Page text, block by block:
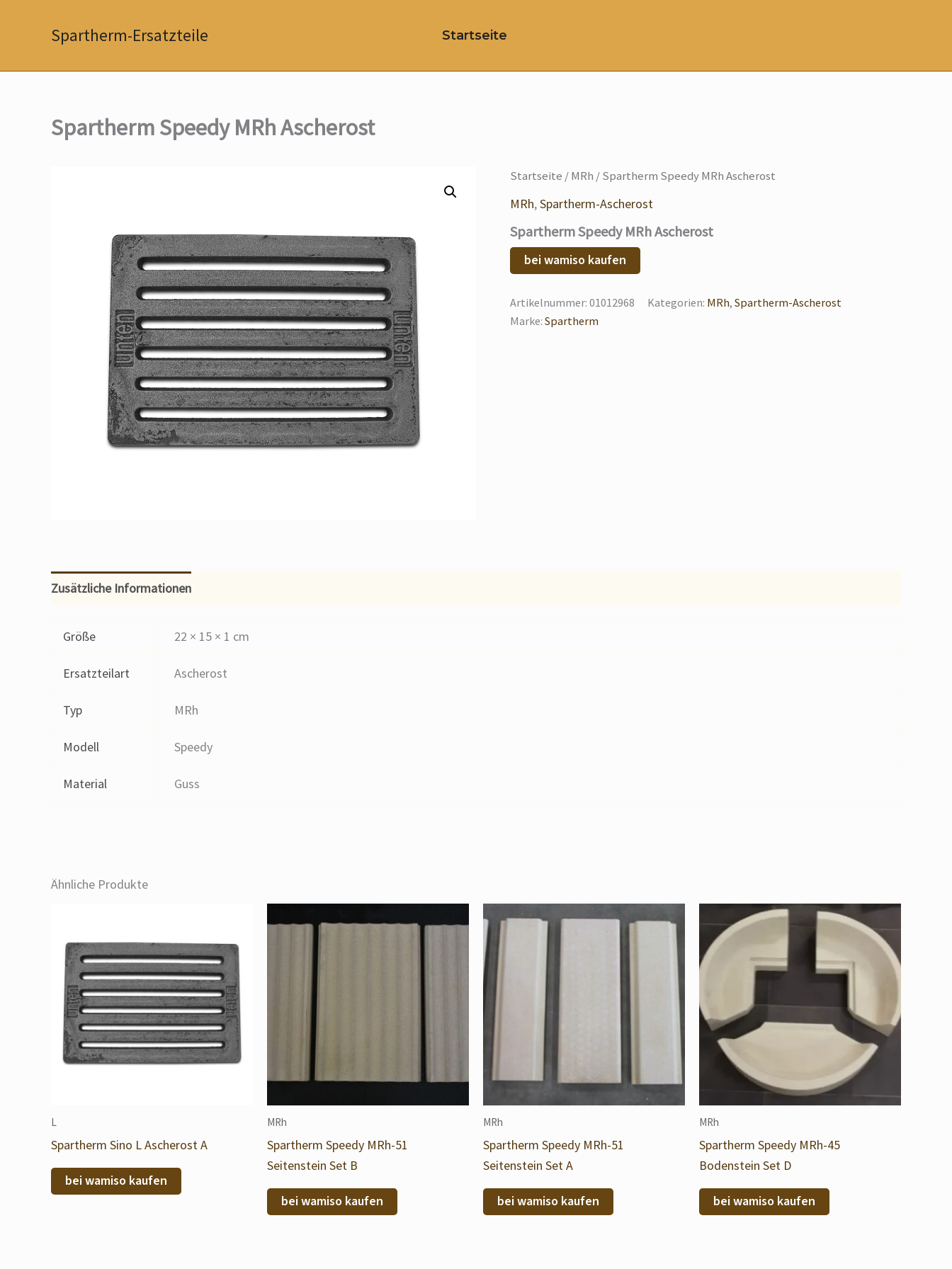
Spartherm-Ersatzteile Startseite
Spartherm Speedy MRh Ascherost
Startseite /MRh / Spartherm Speedy MRh Ascherost
MRh,Spartherm-Ascherost
Spartherm Speedy MRh Ascherost
bei wamiso kaufen
Artikelnummer: 01012968 Kategorien: MRh, Spartherm-Ascherost
Marke: Spartherm
Zusätzliche Informationen
Größe 22 × 15 × 1 cm
Ersatzteilart Ascherost
Typ MRh
Modell Speedy
Material Guss
Ähnliche Produkte
L
Spartherm Sino L Ascherost A
bei wamiso kaufen
MRh
Spartherm Speedy MRh-51
Seitenstein Set B
bei wamiso kaufen
MRh
Spartherm Speedy MRh-51
Seitenstein Set A
bei wamiso kaufen
MRh
Spartherm Speedy MRh-45
Bodenstein Set D
bei wamiso kaufen